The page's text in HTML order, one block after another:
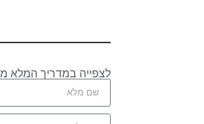
לצפייה במדריך המלא